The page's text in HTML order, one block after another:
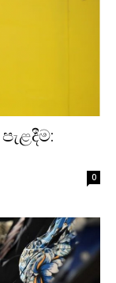
0